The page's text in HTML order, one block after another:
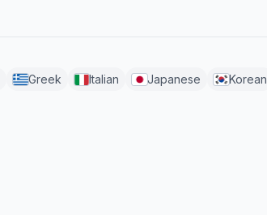
Greek Italian Japanese Korean